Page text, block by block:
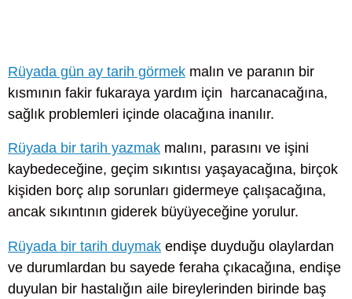
Rüyada gün ay tarih görmek malın ve paranın bir
kısmının fakir fukaraya yardım için harcanacağına,
sağlık problemleri içinde olacağına inanılır.
Rüyada bir tarih yazmak malını, parasını ve işini
kaybedeceğine, geçim sıkıntısı yaşayacağına, birçok
kişiden borç alıp sorunları gidermeye çalışacağına,
ancak sıkıntının giderek büyüyeceğine yorulur.
Rüyada bir tarih duymak endişe duyduğu olaylardan
ve durumlardan bu sayede feraha çıkacağına, endişe
duyulan bir hastalığın aile bireylerinden birinde baş